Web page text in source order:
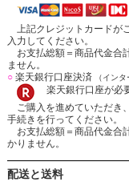
上記クレジットカードが
入力してください。
お支払総額＝商品代金合
ません。
○楽天銀行口座決済 （イン
楽天銀行口座が必要
ご購入を進めていただき
手続きを行ってください。
お支払総額＝商品代金合
かりません。
配送と送料